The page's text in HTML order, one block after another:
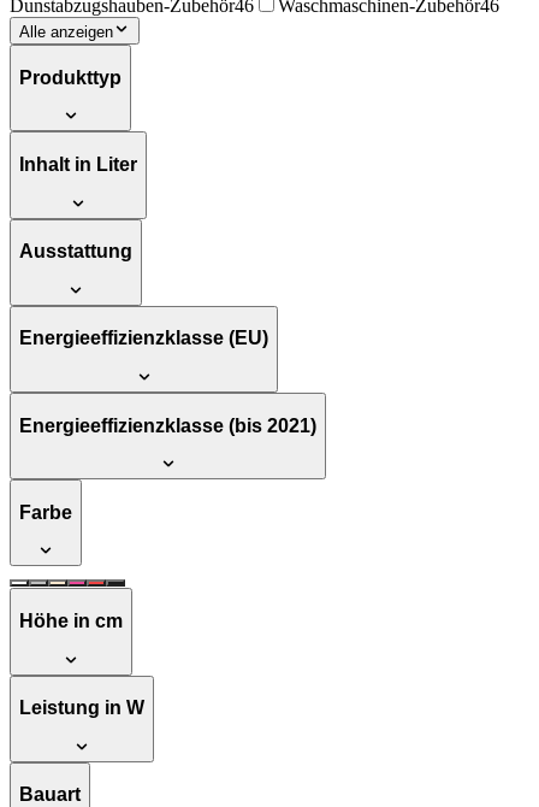
Dunstabzugshauben-Zubehör46 Waschmaschinen-Zubehör46
Alle anzeigen
Produkttyp
Inhalt in Liter
Ausstattung
Energieeffizienzklasse (EU)
Energieeffizienzklasse (bis 2021)
Farbe
Höhe in cm
Leistung in W
Bauart